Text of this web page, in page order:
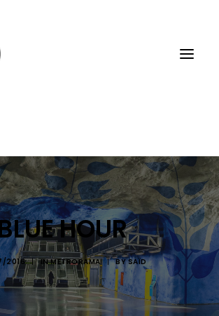
HOUR
2016 | INMETRORAMA | BYSAÏD